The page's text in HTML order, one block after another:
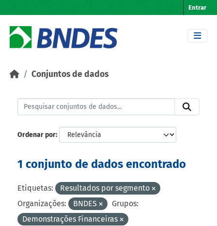
Entrar
Conjuntos de dados
Ordenar por
1 conjunto de dados encontrado
Etiquetas:
Resultados por segmento
Organizações:
BNDES
Grupos:
Demonstrações Financeiras